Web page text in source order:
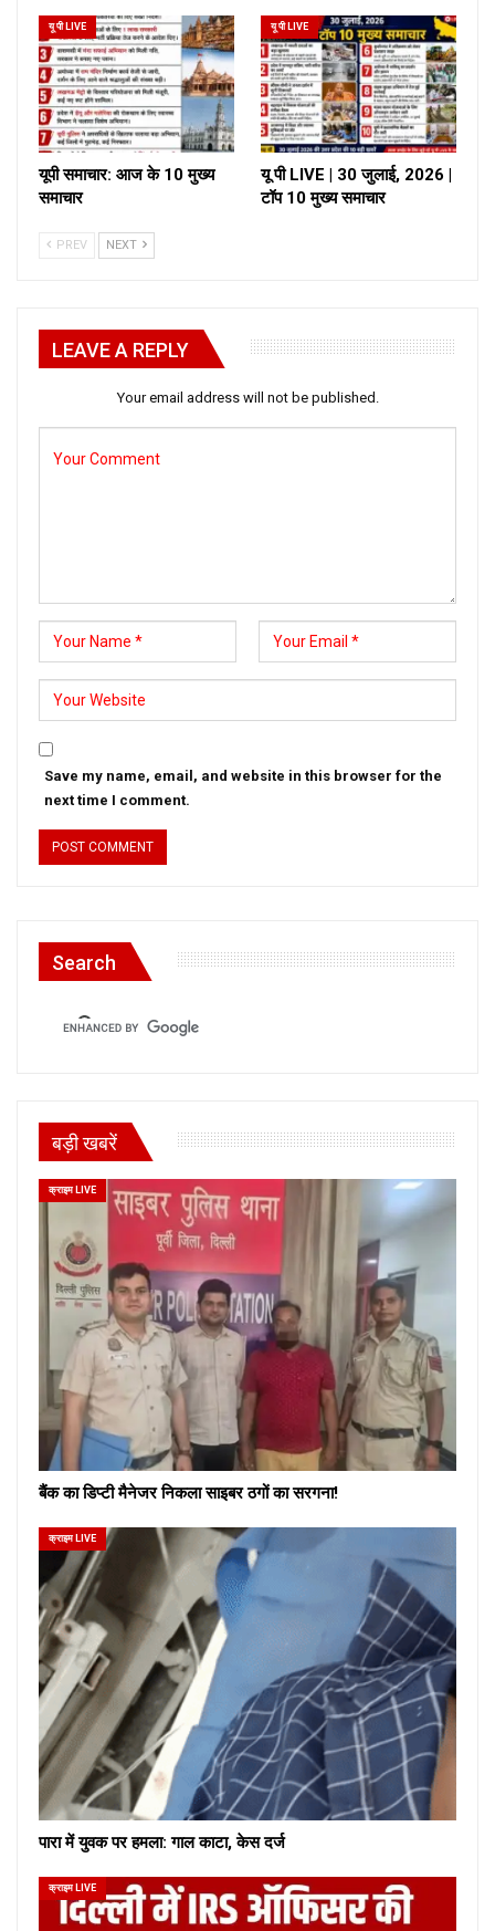
यू पी LIVE
यूपी समाचार: आज के 10 मुख्य
समाचार
यू पी LIVE
यू पी LIVE | 30 जुलाई, 2026 |
टॉप 10 मुख्य समाचार
PREV NEXT
LEAVE A REPLY
Your email address will not be published.
Save my name, email, and website in this browser for the
next time I comment.
Search
बड़ी खबरें
क्राइम LIVE
बैंक का डिप्टी मैनेजर निकला साइबर ठगों का सरगना!
क्राइम LIVE
पारा में युवक पर हमला: गाल काटा, केस दर्ज
क्राइम LIVE